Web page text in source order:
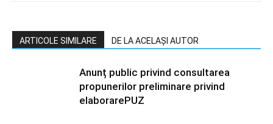
ARTICOLE SIMILARE DE LA ACELAȘI AUTOR
Anunț public privind consultarea
propunerilor preliminare privind
elaborarePUZ